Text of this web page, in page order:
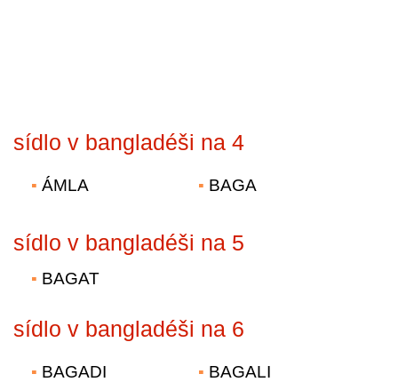
sídlo v bangladéši na 4
ÁMLA BAGA
sídlo v bangladéši na 5
BAGAT
sídlo v bangladéši na 6
BAGADI
BAGALI